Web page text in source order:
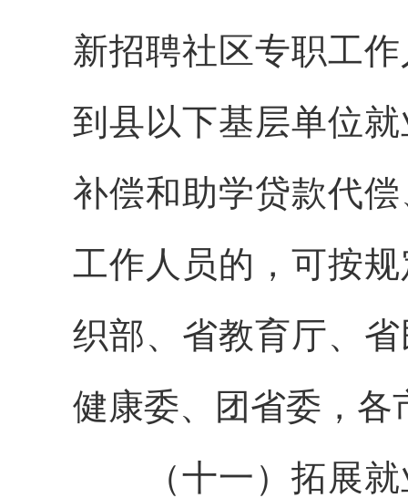
新招聘社区专职工
到县以下基层单位
补偿和助学贷款代
工作人员的，可按
织部、省教育厅、
健康委、团省委，各
（十一）拓展就